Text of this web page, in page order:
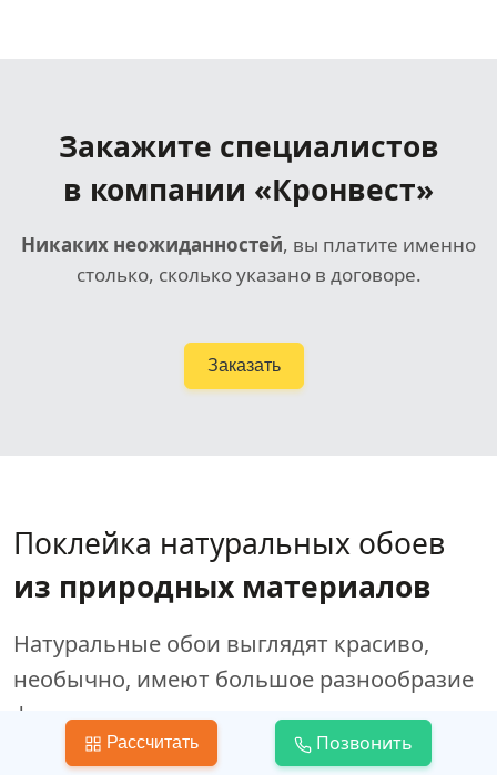
Закажите специалистов
в компании «Кронвест»
Никаких неожиданностей, вы платите именно
столько, сколько указано в договоре.
Заказать
Поклейка натуральных обоев
из природных материалов
Натуральные обои выглядят красиво,
необычно, имеют большое разнообразие
фактур и расцветок.
Плюсыобоев из природных
Рассчитать Позвонить